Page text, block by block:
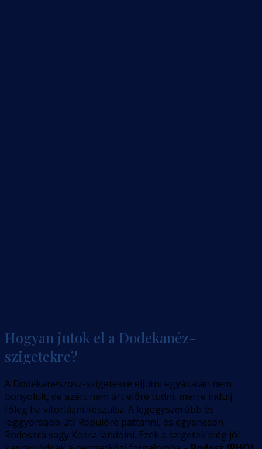
Hogyan jutok el a Dodekanéz-
szigetekre?
A Dodekanészosz-szigetekre eljutni egyáltalán nem
bonyolult, de azért nem árt előre tudni, merre indulj,
főleg ha vitorlázni készülsz. A legegyszerűbb és
leggyorsabb út? Repülőre pattanni, és egyenesen
Rodoszra vagy Kosra landolni. Ezek a szigetek elég jól